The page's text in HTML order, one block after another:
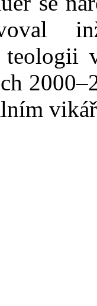
teologii